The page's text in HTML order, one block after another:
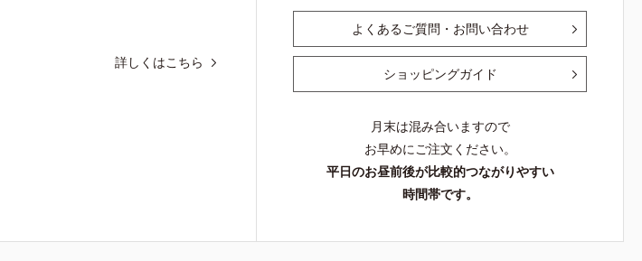
詳しくはこちら
よくあるご質問・お問い合わせ
ショッピングガイド
月末は混み合いますので
お早めにご注文ください。
平日のお昼前後が比較的つながりやすい
時間帯です。